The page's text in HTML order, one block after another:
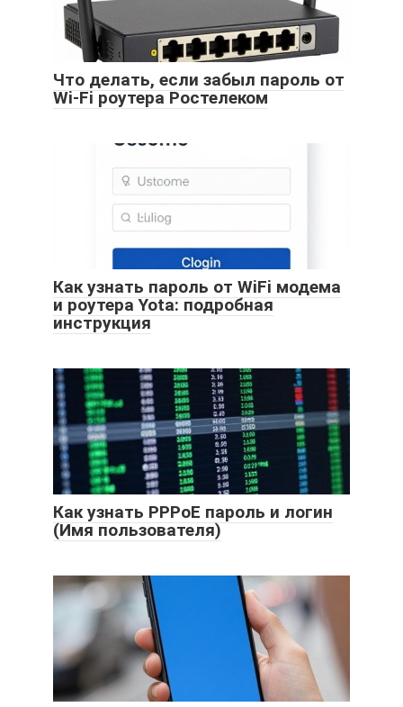
Что делать, если забыл пароль от
Wi-Fi роутера Ростелеком
Как узнать пароль от WiFi модема
и роутера Yota: подробная
инструкция
Как узнать PPPoE пароль и логин
(Имя пользователя)